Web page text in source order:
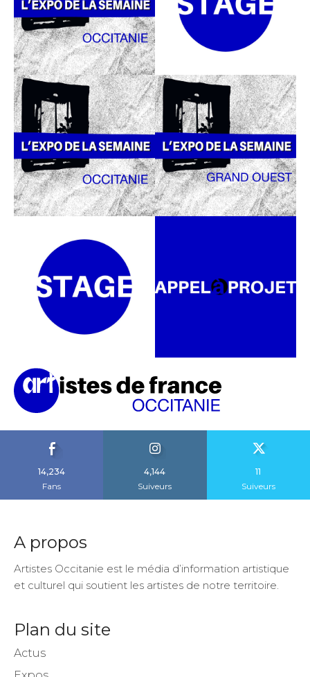
14,234
Fans
4,144
Suiveurs
11
Suiveurs
A propos
Artistes Occitanie est le média d’information artistique
et culturel qui soutient les artistes de notre territoire.
Plan du site
Actus